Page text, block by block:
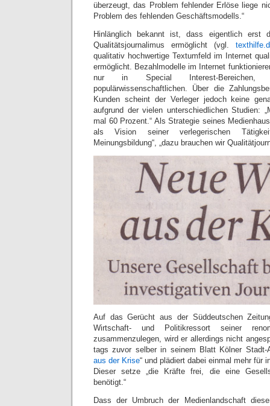
überzeugt, das Problem fehlender Erlöse liege
Problem des fehlenden Geschäftsmodells.“
Hinlänglich bekannt ist, dass eigentlich erst
Qualitätsjournalimus ermöglicht (vgl.
qualitativ hochwertige Textumfeld im Internet
ermöglicht. Bezahlmodelle im Internet
nur in Special Interest-
populärwissenschaftlichen. Über die
Kunden scheint der Verleger jedoch keine
aufgrund der vielen unterschiedlichen Studien:
mal 60 Prozent.“ Als Strategie seines
als Vision seiner verlegerischen Tätigkeit
Meinungsbildung“, „dazu brauchen wir
Auf das Gerücht aus der Süddeutschen
Wirtschaft- und Politikressort seiner
zusammenzulegen, wird er allerdings nicht
tags zuvor selber in seinem Blatt Kölner Stadt-
aus der Krise“ und plädiert dabei einmal mehr für
Dieser setze „die Kräfte frei, die eine
benötigt.“
Dass der Umbruch der Medienlandschaft